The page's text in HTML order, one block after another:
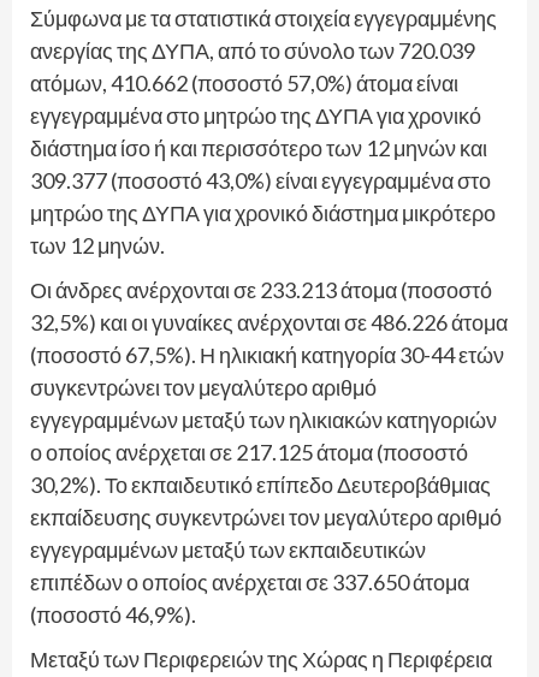
Σύμφωνα με τα στατιστικά στοιχεία εγγεγραμμένης
ανεργίας της ΔΥΠΑ, από το σύνολο των 720.039
ατόμων, 410.662 (ποσοστό 57,0%) άτομα είναι
εγγεγραμμένα στο μητρώο της ΔΥΠΑ για χρονικό
διάστημα ίσο ή και περισσότερο των 12 μηνών και
309.377 (ποσοστό 43,0%) είναι εγγεγραμμένα στο
μητρώο της ΔΥΠΑ για χρονικό διάστημα μικρότερο
των 12 μηνών.
Οι άνδρες ανέρχονται σε 233.213 άτομα (ποσοστό
32,5%) και οι γυναίκες ανέρχονται σε 486.226 άτομα
(ποσοστό 67,5%). Η ηλικιακή κατηγορία 30-44 ετών
συγκεντρώνει τον μεγαλύτερο αριθμό
εγγεγραμμένων μεταξύ των ηλικιακών κατηγοριών
ο οποίος ανέρχεται σε 217.125 άτομα (ποσοστό
30,2%). Το εκπαιδευτικό επίπεδο Δευτεροβάθμιας
εκπαίδευσης συγκεντρώνει τον μεγαλύτερο αριθμό
εγγεγραμμένων μεταξύ των εκπαιδευτικών
επιπέδων ο οποίος ανέρχεται σε 337.650 άτομα
(ποσοστό 46,9%).
Μεταξύ των Περιφερειών της Χώρας η Περιφέρεια